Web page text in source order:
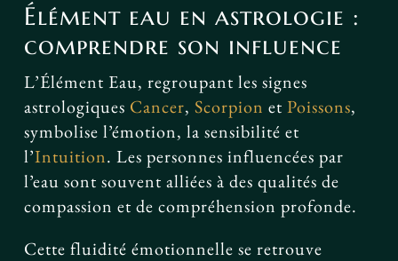
Élément eau en astrologie :
comprendre son influence
L’Élément Eau, regroupant les signes
astrologiques Cancer,Scorpion etPoissons,
symbolise l’émotion, la sensibilité et
l’Intuition. Les personnes influencées par
l’eau sont souvent alliées à des qualités de
compassion et de compréhension profonde.
Cette fluidité émotionnelle se retrouve